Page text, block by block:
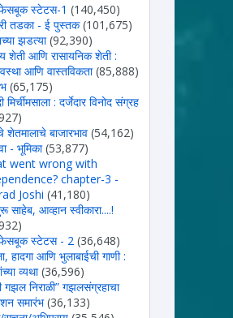
स्टेटस-1 (140,450)
तडका - ई पुस्तक (101,675)
झडत्या (92,390)
शेती आणि रासायनिक शेती :
आणि वास्तविकता (85,888)
(65,175)
मिर्चीमसाला : दर्जेदार विनोद संग्रह
बाजारभाव (54,162)
- भूमिका (53,877)
went wrong with
chapter-3 -
Joshi (41,180)
साहेब, आव्हान स्वीकारा....!
स्टेटस - 2 (36,648)
हादगा आणि भुलाबाईची गाणी :
व्यथा (36,596)
गझल निराळी” गझलसंग्रहाचा
समारंभ (36,133)